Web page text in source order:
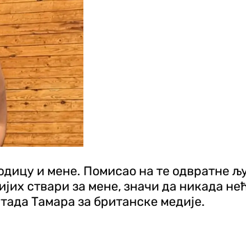
и мене. Помисао на те одвратне
ствари за мене, значи да никада
Тамара за британске медије.